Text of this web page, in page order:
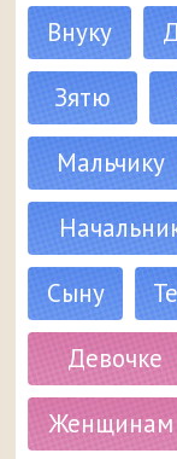
Внуку
Зятю
Мальчику
Сыну
Девочке
Женщинам